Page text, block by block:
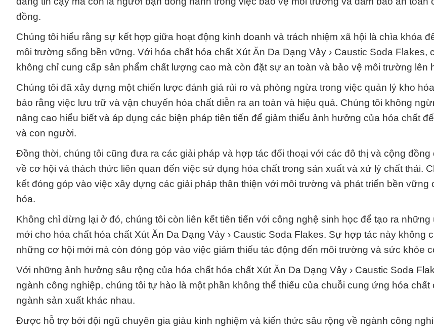
đồng.
Chúng tôi hiểu rằng sự kết hợp giữa hoạt động kinh doanh và trách nhiệm xã hội là chìa khóa
môi trường sống bền vững. Với hóa chất hóa chất Xút Ăn Da Dạng Vảy › Caustic Soda Flakes,
không chỉ cung cấp sản phẩm chất lượng cao mà còn đặt sự an toàn và bảo vệ môi trường lên
Chúng tôi đã xây dựng một chiến lược đánh giá rủi ro và phòng ngừa trong việc quản lý kho
bảo rằng việc lưu trữ và vận chuyển hóa chất diễn ra an toàn và hiệu quả. Chúng tôi không
nâng cao hiểu biết và áp dụng các biện pháp tiên tiến để giảm thiểu ảnh hưởng của hóa chất
và con người.
Đồng thời, chúng tôi cũng đưa ra các giải pháp và hợp tác đối thoại với các đô thị và cộng đồng
về cơ hội và thách thức liên quan đến việc sử dụng hóa chất trong sản xuất và xử lý chất thải.
kết đóng góp vào việc xây dựng các giải pháp thân thiện với môi trường và phát triển bền vững
hóa.
Không chỉ dừng lại ở đó, chúng tôi còn liên kết tiên tiến với công nghệ sinh học để tạo ra những
mới cho hóa chất hóa chất Xút Ăn Da Dạng Vảy › Caustic Soda Flakes. Sự hợp tác này không
những cơ hội mới mà còn đóng góp vào việc giảm thiểu tác động đến môi trường và sức khỏe
Với những ảnh hưởng sâu rộng của hóa chất hóa chất Xút Ăn Da Dạng Vảy › Caustic Soda
ngành công nghiệp, chúng tôi tự hào là một phần không thể thiếu của chuỗi cung ứng hóa chất
ngành sản xuất khác nhau.
Được hỗ trợ bởi đội ngũ chuyên gia giàu kinh nghiệm và kiến thức sâu rộng về ngành công